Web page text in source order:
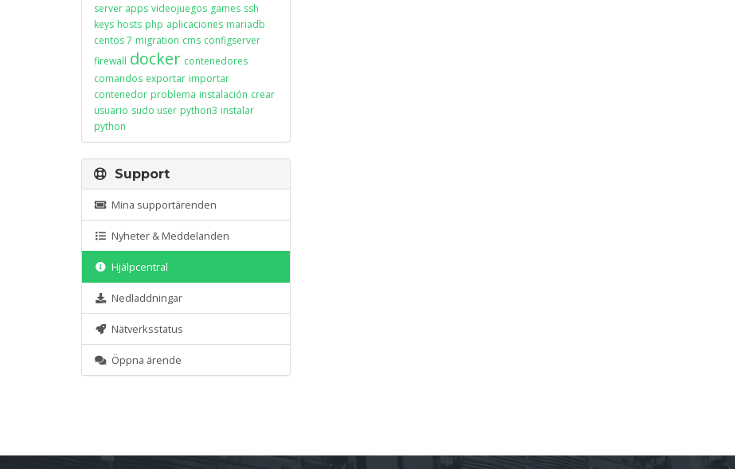
server apps videojuegos games ssh
keys hosts php aplicaciones mariadb
centos 7 migration cms configserver
firewall docker contenedores
comandos exportar importar
contenedor problema instalación crear
usuario sudo user python3 instalar
python
Support
Mina supportärenden
Nyheter & Meddelanden
Hjälpcentral
Nedladdningar
Nätverksstatus
Öppna ärende